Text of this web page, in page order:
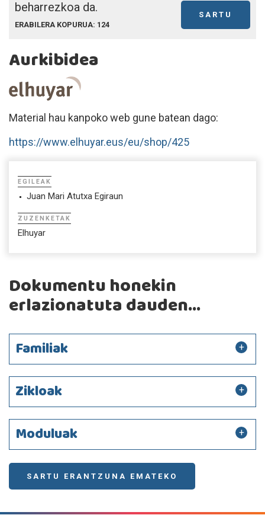
beharrezkoa da.
SARTU
ERABILERA KOPURUA: 124
Aurkibidea
Material hau kanpoko web gune batean dago:
https://www.elhuyar.eus/eu/shop/425
EGILEAK
Juan Mari Atutxa Egiraun
ZUZENKETAK
Elhuyar
Dokumentu honekin
erlazionatuta dauden...
Familiak
Zikloak
Moduluak
SARTU ERANTZUNA EMATEKO